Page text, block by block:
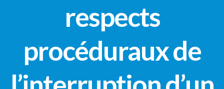
respects
procéduraux de